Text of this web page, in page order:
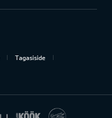
Tagasiside